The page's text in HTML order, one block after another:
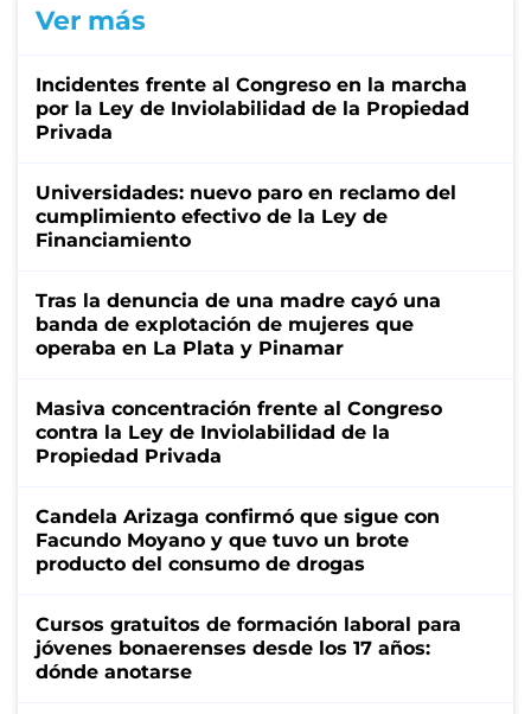
Ver más
Incidentes frente al Congreso en la marcha
por la Ley de Inviolabilidad de la Propiedad
Privada
Universidades: nuevo paro en reclamo del
cumplimiento efectivo de la Ley de
Financiamiento
Tras la denuncia de una madre cayó una
banda de explotación de mujeres que
operaba en La Plata y Pinamar
Masiva concentración frente al Congreso
contra la Ley de Inviolabilidad de la
Propiedad Privada
Candela Arizaga confirmó que sigue con
Facundo Moyano y que tuvo un brote
producto del consumo de drogas
Cursos gratuitos de formación laboral para
jóvenes bonaerenses desde los 17 años:
dónde anotarse